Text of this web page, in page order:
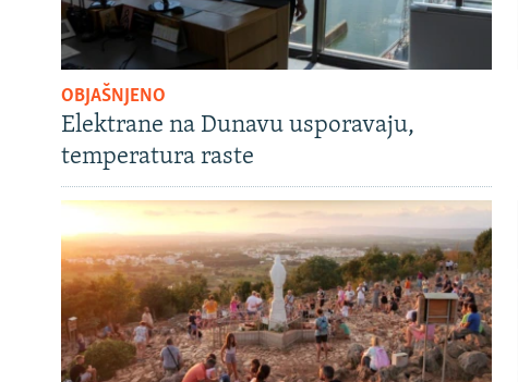
OBJAŠNJENO
Elektrane na Dunavu usporavaju,
temperatura raste